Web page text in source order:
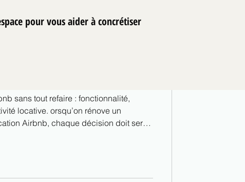
sans tout refaire : fonctionnalité,
rénove un
Airbnb, chaque décision doit servir
pour vous aider à concrétiser